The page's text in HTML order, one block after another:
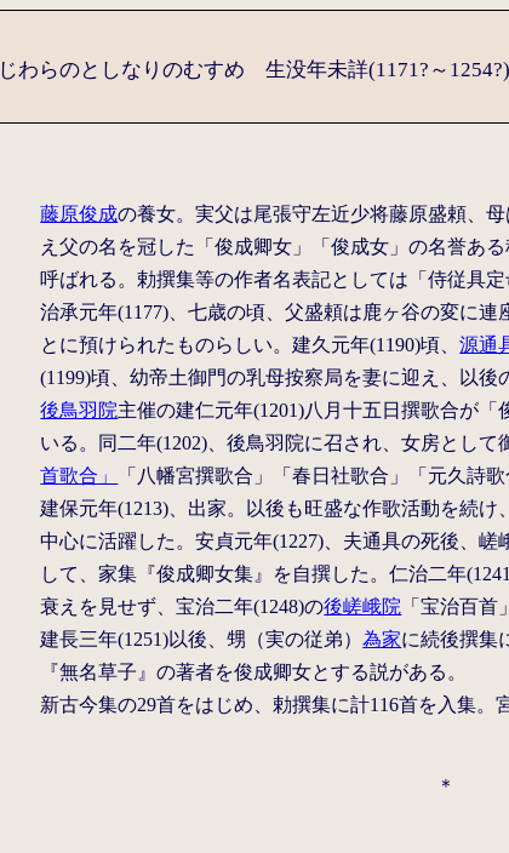
わらのとしなりのむすめ 生没年未詳(1171?～1254?)
藤原俊成の養女。実父は尾張守左近少将藤原盛頼、
え父の名を冠した「俊成卿女」「俊成女」の名誉あ
呼ばれる。勅撰集等の作者名表記としては「侍従具定
治承元年(1177)、七歳の頃、父盛頼は鹿ヶ谷の変に
とに預けられたものらしい。建久元年(1190)頃、源通
(1199)頃、幼帝土御門の乳母按察局を妻に迎え、以
後鳥羽院主催の建仁元年(1201)八月十五日撰歌合が
いる。同二年(1202)、後鳥羽院に召され、女房とし
首歌合」
「八幡宮撰歌合」「春日社歌合」「元久詩
建保元年(1213)、出家。以後も旺盛な作歌活動を続
中心に活躍した。安貞元年(1227)、夫通具の死後、嵯
して、家集『俊成卿女集』を自撰した。仁治二年
衰えを見せず、宝治二年(1248)の後嵯峨院 「宝治百首
建長三年(1251)以後、甥（実の従弟）為家に続後撰集
『無名草子』の著者を俊成卿女とする説がある。
新古今集の29首をはじめ、勅撰集に計116首を入集。
＊